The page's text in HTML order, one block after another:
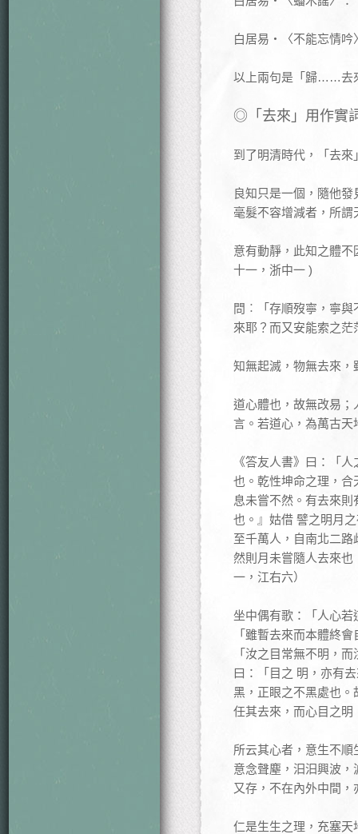
白居易‧〈不能忘情吟
以上兩句是「歸……去
◎「去來」用作實
到了明清時代，「去
良知只是一個，隨他
毫髮不容增減者，所
意有動靜，此知之體
十一，浙中一 )
問︰「存順歿寧，寧
來耶？而又安能索之
知無起滅，物無去來
道心體也，故無改易
言。若道心，為萬古
《答友人書》曰：「
也。乾性坤命之理，
息未嘗不然。有去來
也。』姑借 譬之明月
至千萬人，自南北二
然則月未嘗隨人去來
一，江右六）
坐中偶有歌：「人心
「雖暫去來而本體終
「汝之目常無不明，
曰：「目之 明，亦有
黑，正眼之不黑處也
任其去來，而心目之
所云其心者，意生不
意念聲塵，汩汩興波
又存，不在內外中間
仁是生生之理，充塞